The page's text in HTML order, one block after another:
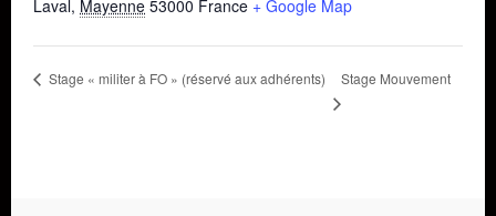
Laval, Mayenne 53000 France + Google Map
Stage « militer à FO » (réservé aux adhérents) Stage Mouvement